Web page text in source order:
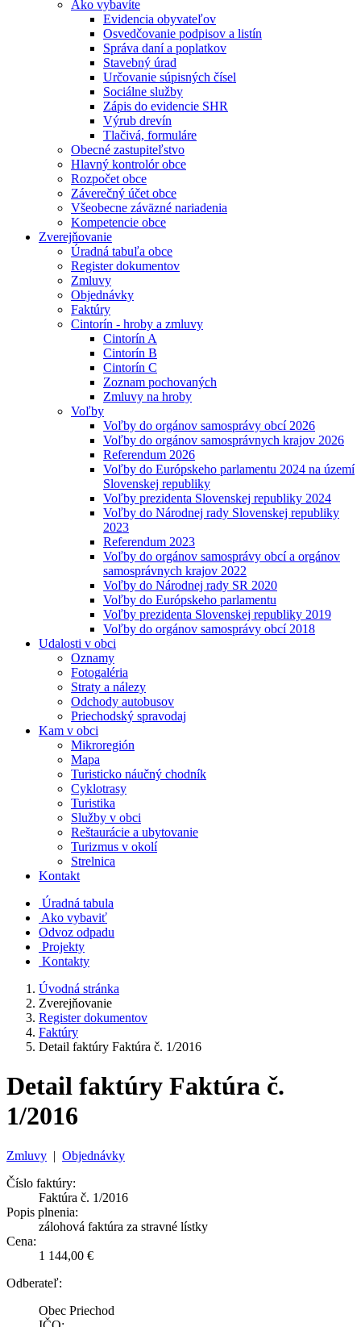
Ako vybavíte
Evidencia obyvateľov
Osvedčovanie podpisov a listín
Správa daní a poplatkov
Stavebný úrad
Určovanie súpisných čísel
Sociálne služby
Zápis do evidencie SHR
Výrub drevín
Tlačivá, formuláre
Obecné zastupiteľstvo
Hlavný kontrolór obce
Rozpočet obce
Záverečný účet obce
Všeobecne záväzné nariadenia
Kompetencie obce
Zverejňovanie
Úradná tabuľa obce
Register dokumentov
Zmluvy
Objednávky
Faktúry
Cintorín - hroby a zmluvy
Cintorín A
Cintorín B
Cintorín C
Zoznam pochovaných
Zmluvy na hroby
Voľby
Voľby do orgánov samosprávy obcí 2026
Voľby do orgánov samosprávnych krajov 2026
Referendum 2026
Voľby do Európskeho parlamentu 2024 na území
Slovenskej republiky
Voľby prezidenta Slovenskej republiky 2024
Voľby do Národnej rady Slovenskej republiky
2023
Referendum 2023
Voľby do orgánov samosprávy obcí a orgánov
samosprávnych krajov 2022
Voľby do Národnej rady SR 2020
Voľby do Európskeho parlamentu
Voľby prezidenta Slovenskej republiky 2019
Voľby do orgánov samosprávy obcí 2018
Udalosti v obci
Oznamy
Fotogaléria
Straty a nálezy
Odchody autobusov
Priechodský spravodaj
Kam v obci
Mikroregión
Mapa
Turisticko náučný chodník
Cyklotrasy
Turistika
Služby v obci
Reštaurácie a ubytovanie
Turizmus v okolí
Strelnica
Kontakt
Úradná tabula
Ako vybaviť
Odvoz odpadu
Projekty
Kontakty
Úvodná stránka
Zverejňovanie
Register dokumentov
Faktúry
Detail faktúry Faktúra č. 1/2016
Detail faktúry Faktúra č.
1/2016
Zmluvy | Objednávky
Číslo faktúry:
Faktúra č. 1/2016
Popis plnenia:
zálohová faktúra za stravné lístky
Cena:
1 144,00 €
Odberateľ:
Obec Priechod